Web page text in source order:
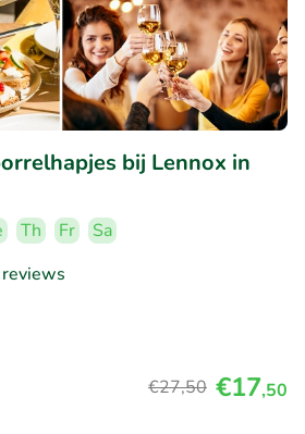
bij Lennox in
Th Fr
Sa
€27,50 €17,50